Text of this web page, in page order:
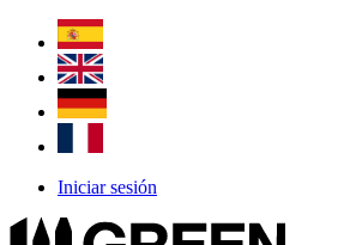
Iniciar sesión